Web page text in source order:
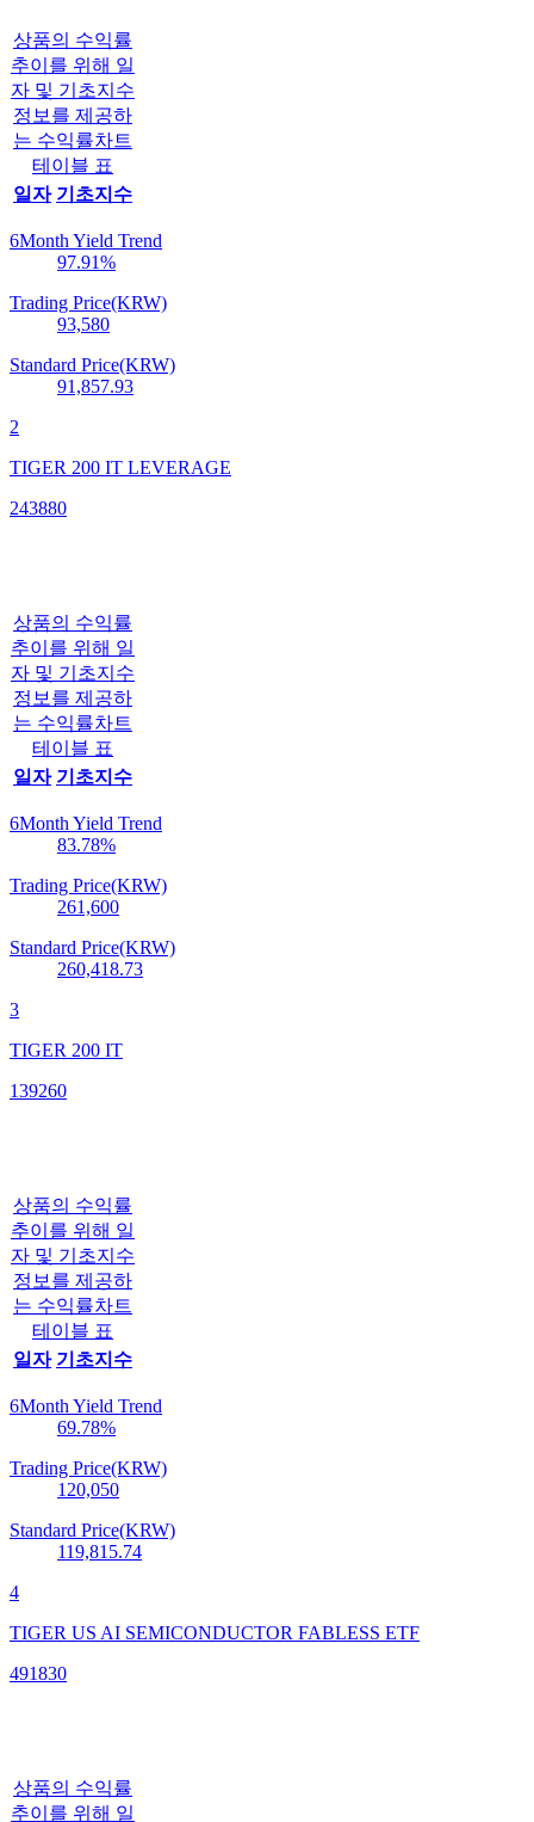
상품의 수익률
추이를 위해 일
자 및 기초지수
정보를 제공하
는 수익률차트
테이블 표
일자 기초지수
6Month Yield Trend
97.91%
Trading Price(KRW)
93,580
Standard Price(KRW)
91,857.93
2
TIGER 200 IT LEVERAGE
243880
상품의 수익률
추이를 위해 일
자 및 기초지수
정보를 제공하
는 수익률차트
테이블 표
일자 기초지수
6Month Yield Trend
83.78%
Trading Price(KRW)
261,600
Standard Price(KRW)
260,418.73
3
TIGER 200 IT
139260
상품의 수익률
추이를 위해 일
자 및 기초지수
정보를 제공하
는 수익률차트
테이블 표
일자 기초지수
6Month Yield Trend
69.78%
Trading Price(KRW)
120,050
Standard Price(KRW)
119,815.74
4
TIGER US AI SEMICONDUCTOR FABLESS ETF
491830
상품의 수익률
추이를 위해 일